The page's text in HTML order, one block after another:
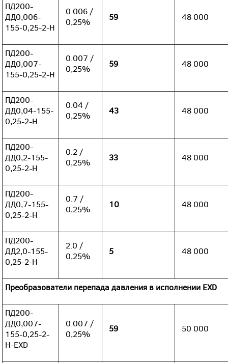
ПД200-
ДД0,006-
155-0,25-2-Н
0.006 /
0,25%
59 48 000
ПД200-
ДД0,007-
155-0,25-2-Н
0.007 /
0,25%
59 48 000
ПД200-
ДД0,04-155-
0,25-2-Н
0.04 /
0,25%
43 48 000
ПД200-
ДД0,2-155-
0,25-2-Н
0.2 /
0,25%
33 48 000
ПД200-
ДД0,7-155-
0,25-2-Н
0.7 /
0,25%
10 48 000
ПД200-
ДД2,0-155-
0,25-2-Н
2.0 /
0,25%
5 48 000
Преобразователи перепада давления в исполнении EXD
ПД200-
ДД0,007-
155-0,25-2-
Н-ЕХD
0.007 /
0,25%
59 50 000